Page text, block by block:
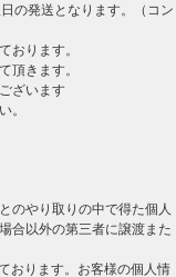
の発送となります。（コン
おります。
頂きます。
ざいます
。
のやり取りの中で得た個人
合以外の第三者に譲渡また
おります。お客様の個人情